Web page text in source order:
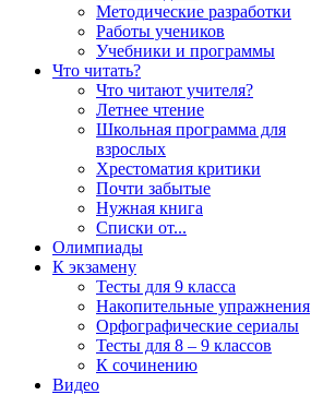
Методические разработки
Работы учеников
Учебники и программы
Что читать?
Что читают учителя?
Летнее чтение
Школьная программа для
взрослых
Хрестоматия критики
Почти забытые
Нужная книга
Списки от...
Олимпиады
К экзамену
Тесты для 9 класса
Накопительные упражнения
Орфографические сериалы
Тесты для 8 – 9 классов
К сочинению
Видео